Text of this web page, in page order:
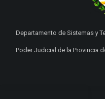
Departamento de Sistemas y
Poder Judicial de la Provincia